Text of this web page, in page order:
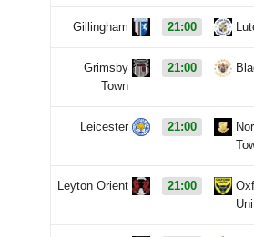
Gillingham 21:00
Grimsby
Town
21:00
Leicester 21:00
Leyton Orient 21:00